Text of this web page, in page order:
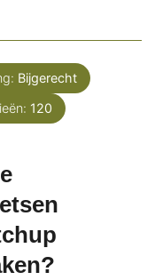
Bijgerecht
120